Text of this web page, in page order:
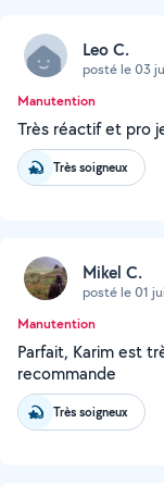
Leo C.
posté le 03
Manutention
Très réactif et pro
Très soigneux
Mikel C.
posté le 01
Manutention
Parfait, Karim est
recommande
Très soigneux